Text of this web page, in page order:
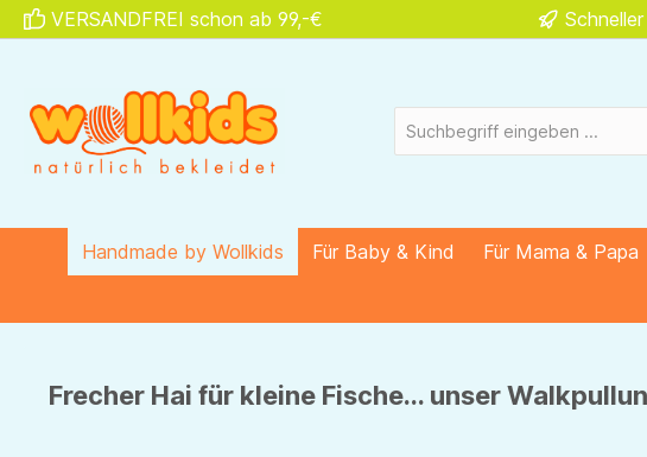
Zur Hauptnavigation springen
VERSANDFREI schon ab 99,-€
Handmade by Wollkids Für Baby & Kind Für Mama & Papa
Frecher Hai für kleine Fische... unser